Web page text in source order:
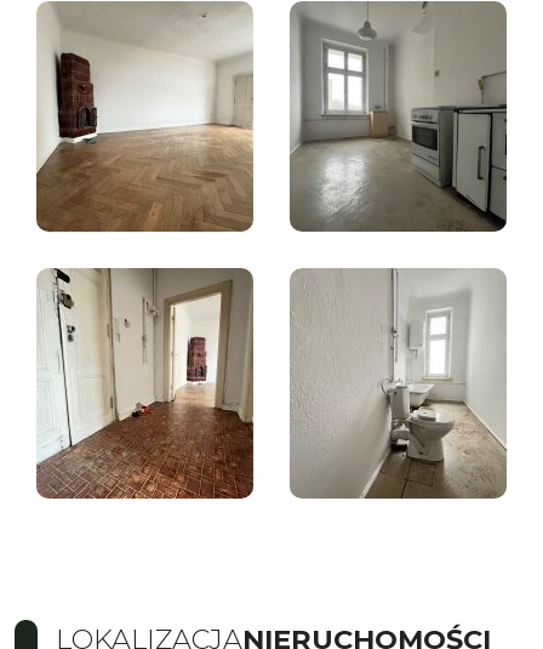
LOKALIZACJANIERUCHOMOŚCI